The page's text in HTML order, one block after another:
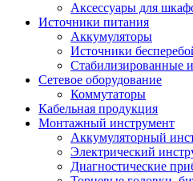
Аксессуары для
Источники питания
Аккумуляторы
Источники
Стабилизированные
Сетевое оборудование
Коммутаторы
Кабельная продукция
Монтажный инструмент
Аккумуляторный
Электрический
Диагностические